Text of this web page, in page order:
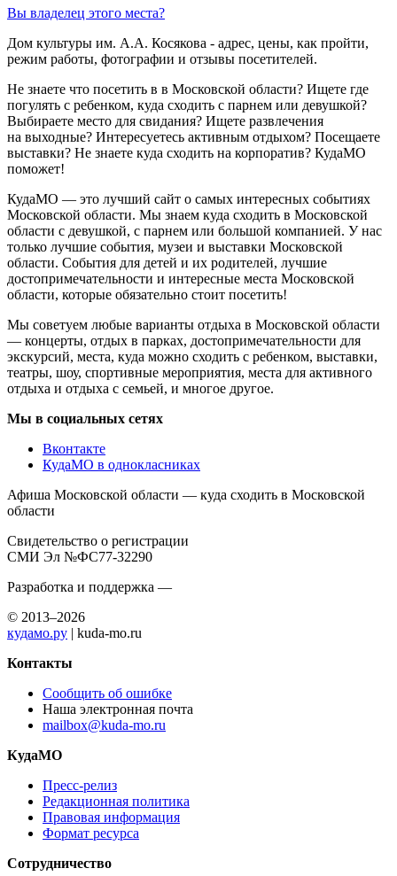
Вы владелец этого места?
Дом культуры им. А.А. Косякова - адрес, цены, как пройти,
режим работы, фотографии и отзывы посетителей.
Не знаете что посетить в в Московской области? Ищете где
погулять с ребенком, куда сходить с парнем или девушкой?
Выбираете место для свидания? Ищете развлечения
на выходные? Интересуетесь активным отдыхом? Посещаете
выставки? Не знаете куда сходить на корпоратив? КудаМО
поможет!
КудаМО — это лучший сайт о самых интересных событиях
Московской области. Мы знаем куда сходить в Московской
области с девушкой, с парнем или большой компанией. У нас
только лучшие события, музеи и выставки Московской
области. События для детей и их родителей, лучшие
достопримечательности и интересные места Московской
области, которые обязательно стоит посетить!
Мы советуем любые варианты отдыха в Московской области
— концерты, отдых в парках, достопримечательности для
экскурсий, места, куда можно сходить с ребенком, выставки,
театры, шоу, спортивные мероприятия, места для активного
отдыха и отдыха с семьей, и многое другое.
Мы в социальных сетях
Вконтакте
КудаМО в однокласниках
Афиша Московской области — куда сходить в Московской
области
Свидетельство о регистрации
СМИ Эл №ФС77-32290
Разработка и поддержка —
© 2013–2026
кудамо.ру | kuda-mo.ru
Контакты
Сообщить об ошибке
Наша электронная почта
mailbox@kuda-mo.ru
КудаМО
Пресс-релиз
Редакционная политика
Правовая информация
Формат ресурса
Сотрудничество